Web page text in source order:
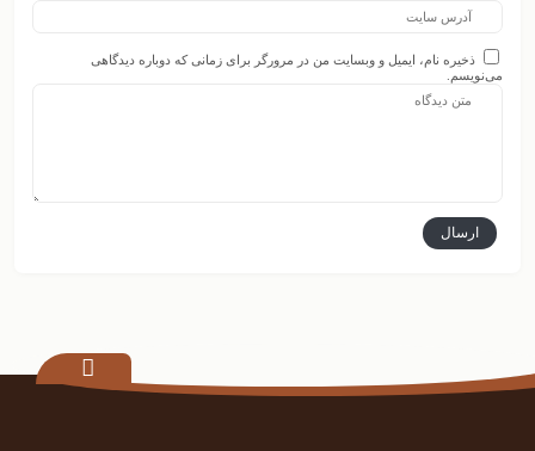
ذخیره نام، ایمیل و وبسایت من در مرورگر برای زمانی که دوباره دیدگاهی
می‌نویسم.